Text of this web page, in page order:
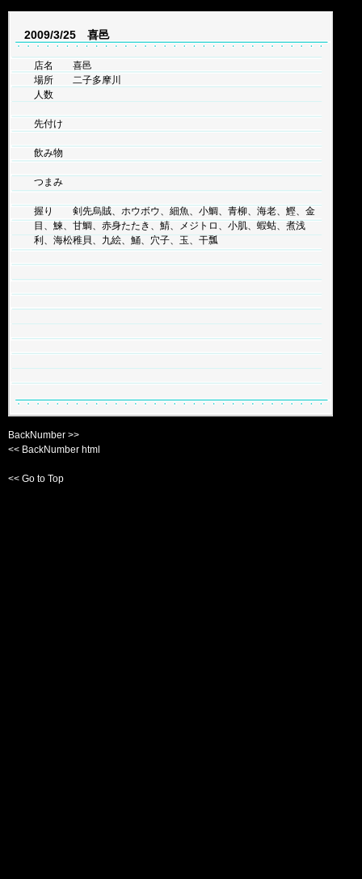
2009/3/25 喜邑
店名 喜邑
場所 二子多摩川
人数
先付け
飲み物
つまみ
握り 剣先烏賊、ホウボウ、細魚、小鯛、青柳、海老、鰹、金
目、鰊、甘鯛、赤身たたき、鯖、メジトロ、小肌、蝦蛄、煮浅
利、海松稚貝、九絵、鯒、穴子、玉、干瓢
BackNumber >>
<< BackNumber html
<< Go to Top